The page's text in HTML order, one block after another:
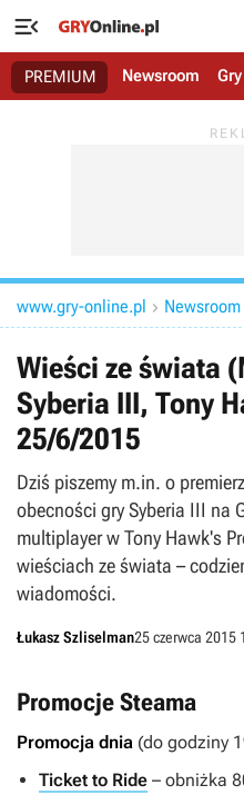

PREMIUM Newsroom Gry
www.gry-online.pl  Newsroom
Wieści ze świata
Syberia III, Tony
25/6/2015
Dziś piszemy m.in. o
obecności gry Syberia III na
multiplayer w Tony Hawk's
wieściach ze świata –
wiadomości.
Łukasz Szliselman25 czerwca 2015
Promocje Steama
Promocja dnia (do godziny
Ticket to Ride – obniżka